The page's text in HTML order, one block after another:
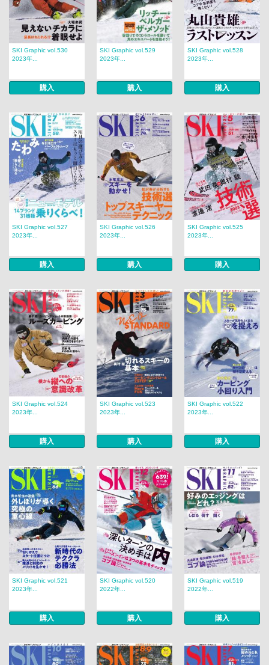
SKI Graphic vol.530
2023年...
購入
SKI Graphic vol.529
2023年...
購入
SKI Graphic vol.528
2023年...
購入
SKI Graphic vol.527
2023年...
購入
SKI Graphic vol.526
2023年...
購入
SKI Graphic vol.525
2023年...
購入
SKI Graphic vol.524
2023年...
購入
SKI Graphic vol.523
2023年...
購入
SKI Graphic vol.522
2023年...
購入
SKI Graphic vol.521
2023年...
購入
SKI Graphic vol.520
2022年...
購入
SKI Graphic vol.519
2022年...
購入